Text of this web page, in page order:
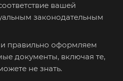
вашей
законодательным
правильно оформляем
документы, включая те,
не знать.